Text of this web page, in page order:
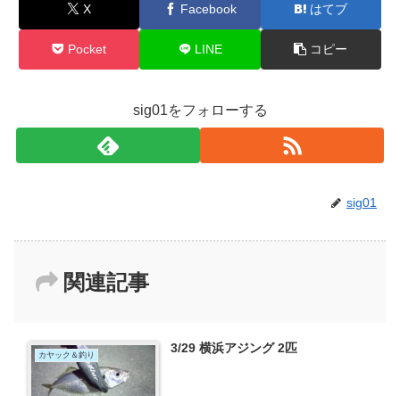
X Facebook はてブ
Pocket LINE コピー
sig01をフォローする
sig01
関連記事
カヤック＆釣り 3/29 横浜アジング 2匹